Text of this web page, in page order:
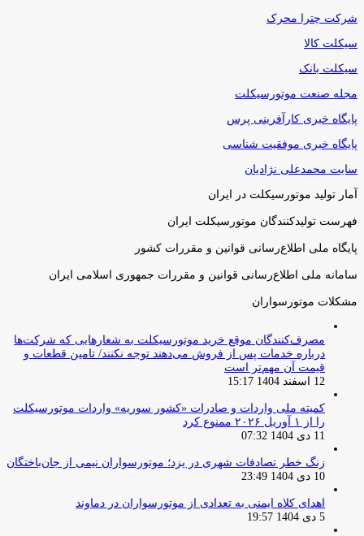
شرکت چترا محرک
سیکلت کالا
سیکلت بانک
مجله صنعت موتورسیکلت
پایگاه خبری کارآفرینی پرس
پایگاه خبری موفقیت شناسی
سایت محمدعلی نژادیان
آمار تولید موتورسیکلت در ایران
فهرست تولیدکنندگان موتورسیکلت ایران
پایگاه ملی اطلاع‌رسانی قوانین و مقررات کشور
سامانه ملی اطلاع‌رسانی قوانین و مقررات جمهوری اسلامی ایران
مشکلات موتورسواران
مصرف‌کنندگان موقع خرید موتورسیکلت به شعارهایی که شرکت‌ها
درباره خدمات پس از فروش می‌دهند توجه نکنند/ تامین قطعات و
قیمت آن مهم‌تر است
12 اسفند 1404 15:17
کمیته ملی واردات و صادرات «کشور سوریه» واردات موتورسیکلت
را از ۱ آوریل ۲۰۲۶ ممنوع کرد
11 دی 1404 07:32
زنگ خطر تصادفات شهری در یزد؛ موتورسواران نیمی از جان‌باختگان
10 دی 1404 23:49
اهدای کلاه ایمنی به تعدادی از موتورسواران در دماوند
5 دی 1404 19:57